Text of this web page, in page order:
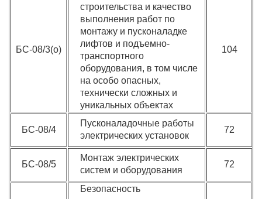
БС-08/3(о)
строительства и качество
выполнения работ по
монтажу и пусконаладке
лифтов и подъемно-
транспортного
оборудования, в том числе
на особо опасных,
технически сложных и
уникальных объектах
104
БС-08/4
Пусконаладочные работы
электрических установок
72
БС-08/5
Монтаж электрических
систем и оборудования
72
Безопасность